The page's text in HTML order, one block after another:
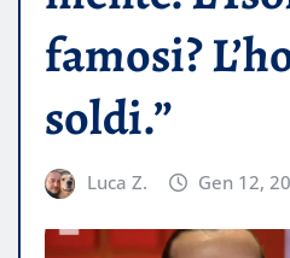
famosi?
soldi.”
Luca Z. Gen 12,